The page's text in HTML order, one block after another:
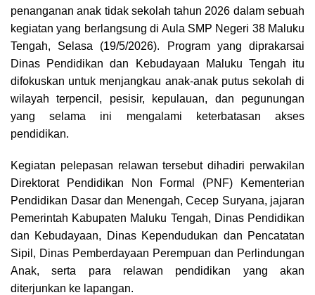
o
k
d
A
p
r
m
i
k
penanganan anak tidak sekolah tahun 2026 dalam sebuah
kegiatan yang berlangsung di Aula SMP Negeri 38 Maluku
Tengah, Selasa (19/5/2026). Program yang diprakarsai
Dinas Pendidikan dan Kebudayaan Maluku Tengah itu
difokuskan untuk menjangkau anak-anak putus sekolah di
wilayah terpencil, pesisir, kepulauan, dan pegunungan
yang selama ini mengalami keterbatasan akses
pendidikan.
Kegiatan pelepasan relawan tersebut dihadiri perwakilan
Direktorat Pendidikan Non Formal (PNF) Kementerian
Pendidikan Dasar dan Menengah, Cecep Suryana, jajaran
Pemerintah Kabupaten Maluku Tengah, Dinas Pendidikan
dan Kebudayaan, Dinas Kependudukan dan Pencatatan
Sipil, Dinas Pemberdayaan Perempuan dan Perlindungan
Anak, serta para relawan pendidikan yang akan
diterjunkan ke lapangan.